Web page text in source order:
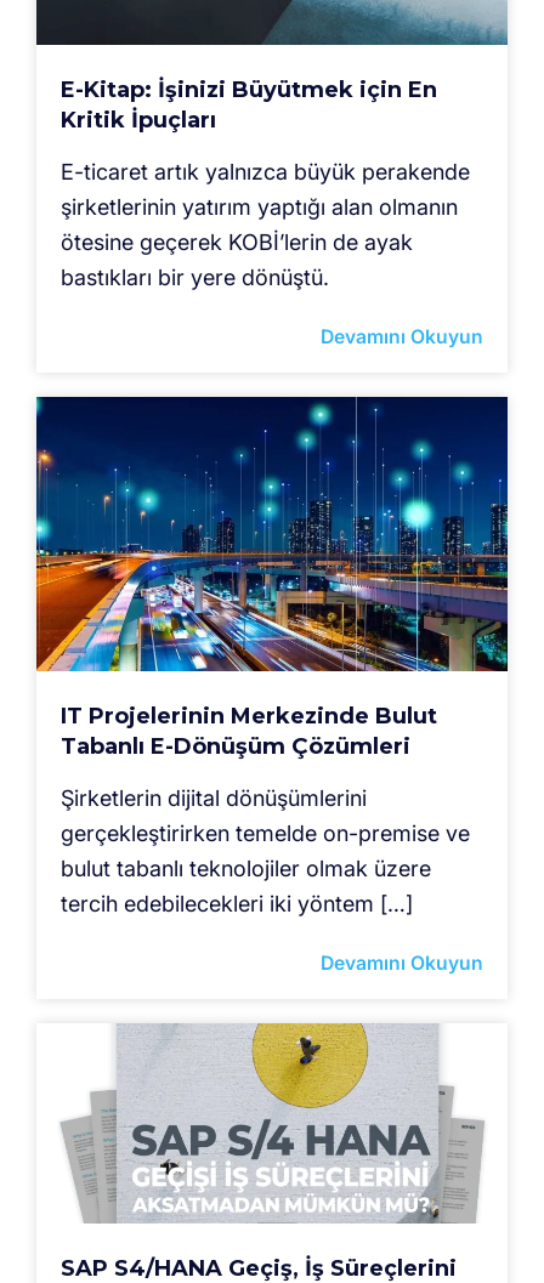
E-Kitap: İşinizi Büyütmek için En
Kritik İpuçları
E-ticaret artık yalnızca büyük perakende
şirketlerinin yatırım yaptığı alan olmanın
ötesine geçerek KOBİ’lerin de ayak
bastıkları bir yere dönüştü.
Devamını Okuyun
IT Projelerinin Merkezinde Bulut
Tabanlı E-Dönüşüm Çözümleri
Şirketlerin dijital dönüşümlerini
gerçekleştirirken temelde on-premise ve
bulut tabanlı teknolojiler olmak üzere
tercih edebilecekleri iki yöntem […]
Devamını Okuyun
SAP S4/HANA Geçiş, İş Süreçlerini